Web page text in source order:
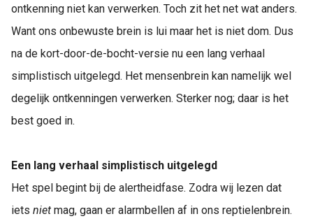
ontkenning niet kan verwerken. Toch zit het net wat anders.
Want ons onbewuste brein is lui maar het is niet dom. Dus
na de kort-door-de-bocht-versie nu een lang verhaal
simplistisch uitgelegd. Het mensenbrein kan namelijk wel
degelijk ontkenningen verwerken. Sterker nog; daar is het
best goed in.
Een lang verhaal simplistisch uitgelegd
Het spel begint bij de alertheidfase. Zodra wij lezen dat
iets niet mag, gaan er alarmbellen af in ons reptielenbrein.